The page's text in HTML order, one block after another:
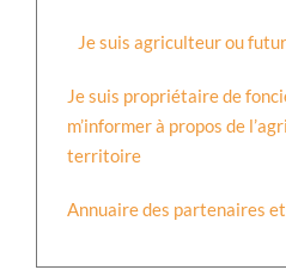
Je suis agriculteur ou
Je suis propriétaire de
m’informer à propos de
territoire
Annuaire des partenaires